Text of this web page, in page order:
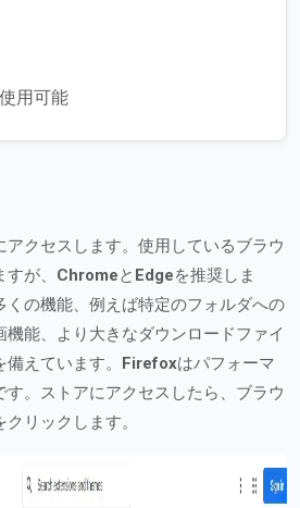
用可能
アクセスします。使用しているブラウ
が、 Chromeと Edgeを推奨しま
くの機能、例えば特定のフォルダへの
機能、より大きなダウンロードファイ
えています。 Firefoxはパフォーマ
す。ストアにアクセスしたら、ブラウ
リックします。